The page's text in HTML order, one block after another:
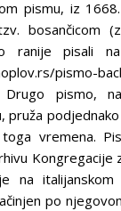
pismu, iz
bosančicom
ranije pisali
pismo-
Drugo pismo,
pruža
vremena.
Kongregacije
na
po